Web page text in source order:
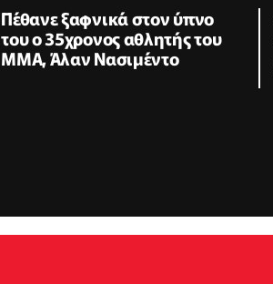
Πέθανε ξαφνικά στον ύπνο
του ο 35χρονος αθλητής του
ΜΜΑ, Άλαν Νασιμέντο